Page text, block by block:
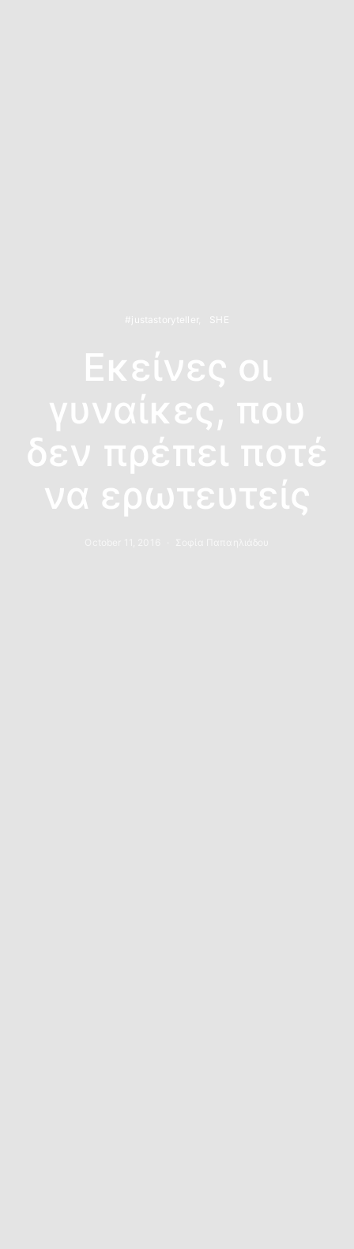
#justastoryteller SHE
Εκείνες οι
γυναίκες, που
δεν πρέπει ποτέ
να ερωτευτείς